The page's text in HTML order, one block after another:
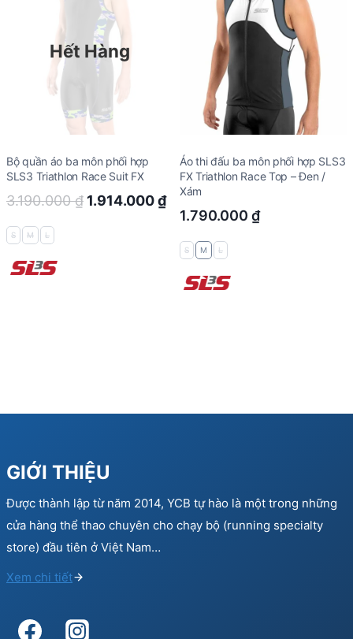
Hết Hàng
Bộ quần áo ba môn phối hợp
SLS3 Triathlon Race Suit FX
3.190.000₫ Original
1.914.000₫Current
price
is:
S M L
Áo thi đấu ba môn phối hợp SLS3
FX Triathlon Race Top – Đen /
Xám
1.790.000 ₫
S M L
GIỚI THIỆU
Được thành lập từ năm 2014, YCB tự hào là một trong những
cửa hàng thể thao chuyên cho chạy bộ (running specialty
store) đầu tiên ở Việt Nam…
Xem chi tiết